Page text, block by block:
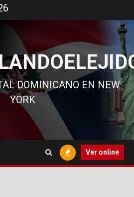
DOMINICANO EN NEW
YORK
Ver online